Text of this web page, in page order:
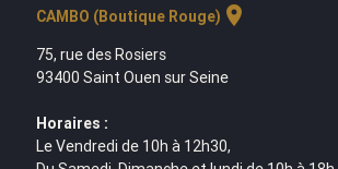
CAMBO (Boutique Rouge) location_on
75, rue des Rosiers
93400 Saint Ouen sur Seine
Horaires :
Le Vendredi de 10h à 12h30,